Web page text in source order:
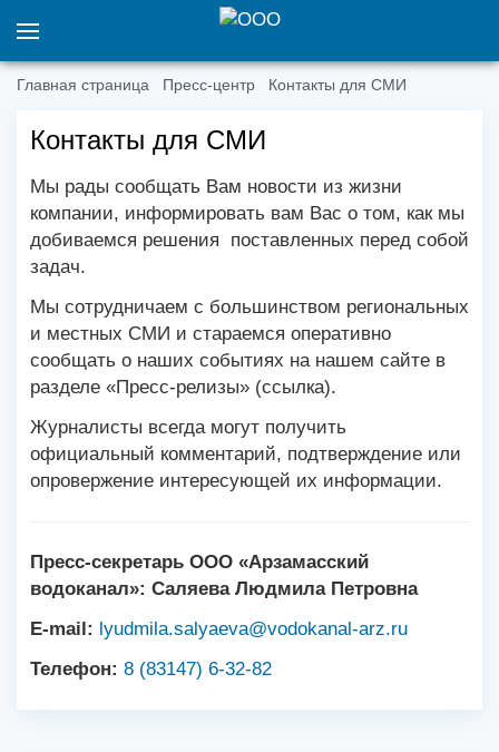
Главная страница Пресс-центр Контакты для СМИ
Контакты для СМИ
Мы рады сообщать Вам новости из жизни
компании, информировать вам Вас о том, как мы
добиваемся решения поставленных перед собой
задач.
Мы сотрудничаем с большинством региональных
и местных СМИ и стараемся оперативно
сообщать о наших событиях на нашем сайте в
разделе «Пресс-релизы» (ссылка).
Журналисты всегда могут получить
официальный комментарий, подтверждение или
опровержение интересующей их информации.
Пресс-секретарь ООО «Арзамасский
водоканал»: Саляева Людмила Петровна
E-mail: lyudmila.salyaeva@vodokanal-arz.ru
Телефон: 8 (83147) 6-32-82